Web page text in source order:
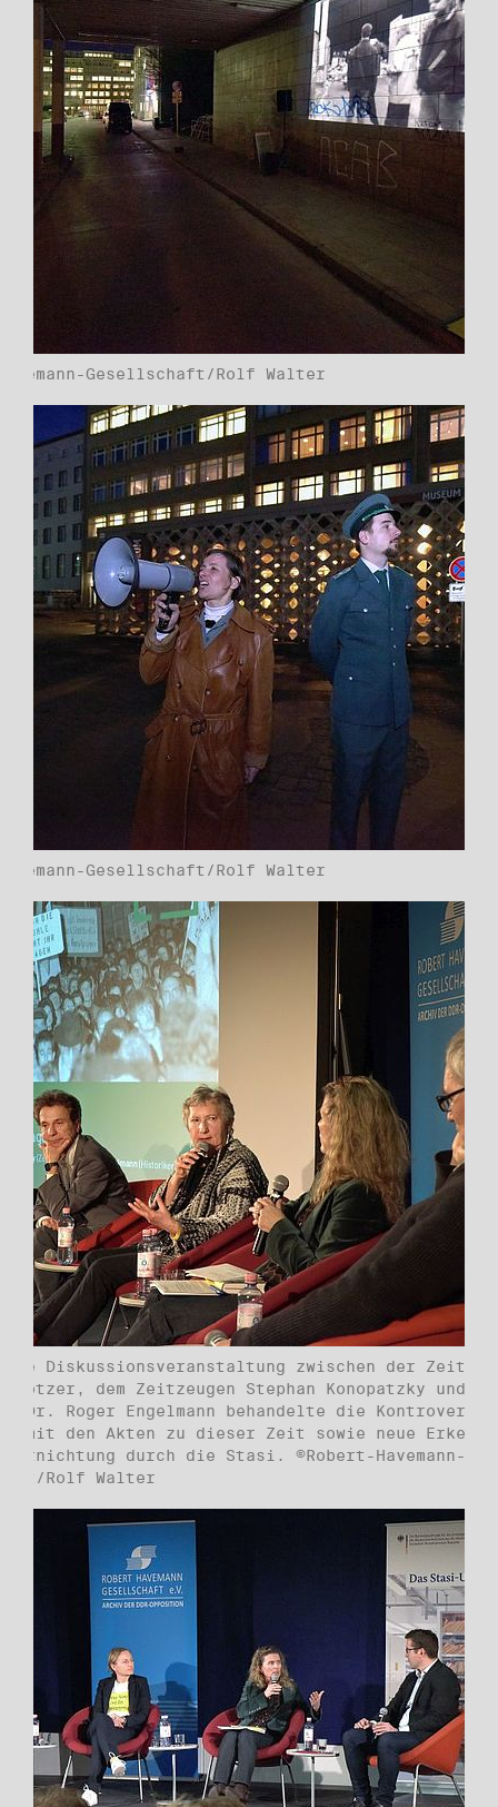
Gesellschaft/Rolf Walter
Gesellschaft/Rolf Walter
Diskussionsveranstaltung zwischen der
dem Zeitzeugen Stephan Konopatzky und
Dr. Roger Engelmann behandelte die
mit den Akten zu dieser Zeit sowie neue
durch die Stasi. ©Robert-Havemann-
Rolf Walter